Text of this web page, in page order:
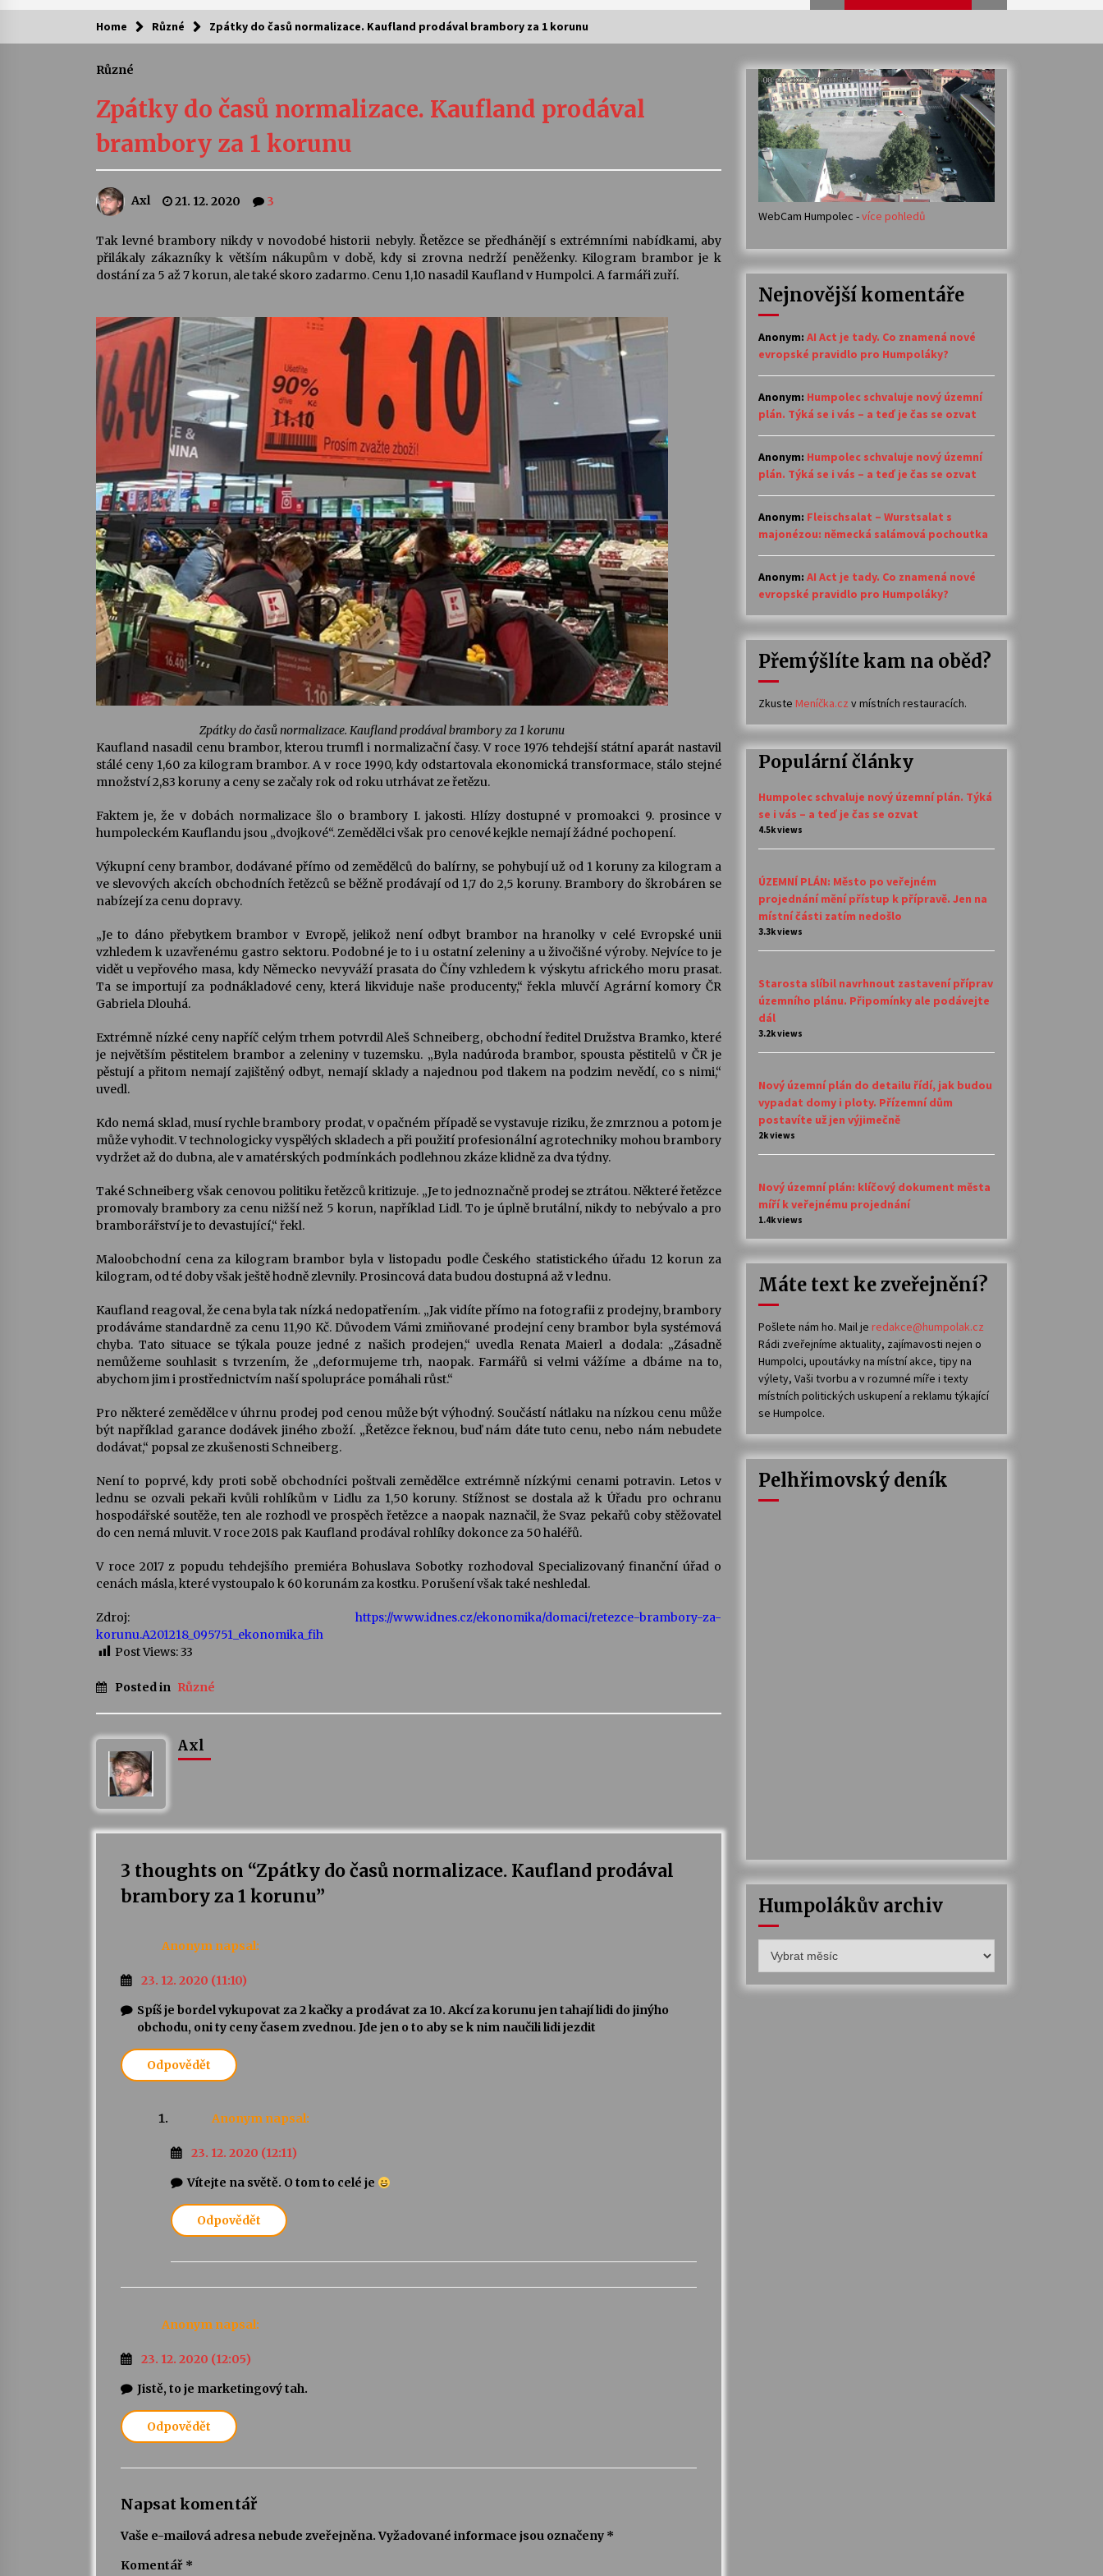
Kam za kulturou?
Camerata a Sukuba Ensemble
4. 8. 2026
Stávám se kapkou
30. 7. 2026
Veselí muzikanti
30. 7. 2026
Pozvánka na integrační festival
Quijotova šedesátka: 28. 7.–1. 8.
28. 7. 2026
Kolchoz a Jenakaši
Votavžatský ploty
23. 7. 2026
Letní koncerty ve Stromovce: Rufus
Miller
22. 7. 2026
Vysočinka
17. 7. 2026 14. 7. 2026
Želivě ožije odkaz Josefa Čapka
13. 7. 2026
Klášteře Želiv
3. 7. 2026
30. 6. 2026
Home Různé Zpátky do časů normalizace. Kaufland prodával brambory za 1 korunu
Různé
Zpátky do časů normalizace. Kaufland prodával
brambory za 1 korunu
Axl 21. 12. 2020 3
Tak levné brambory nikdy v novodobé historii nebyly. Řetězce se předhánějí s extrémními nabídkami, aby
přilákaly zákazníky k větším nákupům v době, kdy si zrovna nedrží peněženky. Kilogram brambor je k
dostání za 5 až 7 korun, ale také skoro zadarmo. Cenu 1,10 nasadil Kaufland v Humpolci. A farmáři zuří.
Zpátky do časů normalizace. Kaufland prodával brambory za 1 korunu
Kaufland nasadil cenu brambor, kterou trumfl i normalizační časy. V roce 1976 tehdejší státní aparát nastavil
stálé ceny 1,60 za kilogram brambor. A v roce 1990, kdy odstartovala ekonomická transformace, stálo stejné
množství 2,83 koruny a ceny se začaly rok od roku utrhávat ze řetězu.
Faktem je, že v dobách normalizace šlo o brambory I. jakosti. Hlízy dostupné v promoakci 9. prosince v
humpoleckém Kauflandu jsou „dvojkové“. Zemědělci však pro cenové kejkle nemají žádné pochopení.
Výkupní ceny brambor, dodávané přímo od zemědělců do balírny, se pohybují už od 1 koruny za kilogram a
ve slevových akcích obchodních řetězců se běžně prodávají od 1,7 do 2,5 koruny. Brambory do škrobáren se
nabízejí za cenu dopravy.
„Je to dáno přebytkem brambor v Evropě, jelikož není odbyt brambor na hranolky v celé Evropské unii
vzhledem k uzavřenému gastro sektoru. Podobné je to i u ostatní zeleniny a u živočišné výroby. Nejvíce to je
vidět u vepřového masa, kdy Německo nevyváží prasata do Číny vzhledem k výskytu afrického moru prasat.
Ta se importují za podnákladové ceny, která likviduje naše producenty,“ řekla mluvčí Agrární komory ČR
Gabriela Dlouhá.
Extrémně nízké ceny napříč celým trhem potvrdil Aleš Schneiberg, obchodní ředitel Družstva Bramko, které
je největším pěstitelem brambor a zeleniny v tuzemsku. „Byla nadúroda brambor, spousta pěstitelů v ČR je
pěstují a přitom nemají zajištěný odbyt, nemají sklady a najednou pod tlakem na podzim nevědí, co s nimi,“
uvedl.
Kdo nemá sklad, musí rychle brambory prodat, v opačném případě se vystavuje riziku, že zmrznou a potom je
může vyhodit. V technologicky vyspělých skladech a při použití profesionální agrotechniky mohou brambory
vydržet až do dubna, ale v amatérských podmínkách podlehnou zkáze klidně za dva týdny.
Také Schneiberg však cenovou politiku řetězců kritizuje. „Je to jednoznačně prodej se ztrátou. Některé řetězce
promovaly brambory za cenu nižší než 5 korun, například Lidl. To je úplně brutální, nikdy to nebývalo a pro
bramborářství je to devastující,“ řekl.
Maloobchodní cena za kilogram brambor byla v listopadu podle Českého statistického úřadu 12 korun za
kilogram, od té doby však ještě hodně zlevnily. Prosincová data budou dostupná až v lednu.
Kaufland reagoval, že cena byla tak nízká nedopatřením. „Jak vidíte přímo na fotografii z prodejny, brambory
prodáváme standardně za cenu 11,90 Kč. Důvodem Vámi zmiňované prodejní ceny brambor byla systémová
chyba. Tato situace se týkala pouze jedné z našich prodejen,“ uvedla Renata Maierl a dodala: „Zásadně
nemůžeme souhlasit s tvrzením, že „deformujeme trh, naopak. Farmářů si velmi vážíme a dbáme na to,
abychom jim i prostřednictvím naší spolupráce pomáhali růst.“
Pro některé zemědělce v úhrnu prodej pod cenou může být výhodný. Součástí nátlaku na nízkou cenu může
být například garance dodávek jiného zboží. „Řetězce řeknou, buď nám dáte tuto cenu, nebo nám nebudete
dodávat,“ popsal ze zkušenosti Schneiberg.
Není to poprvé, kdy proti sobě obchodníci poštvali zemědělce extrémně nízkými cenami potravin. Letos v
lednu se ozvali pekaři kvůli rohlíkům v Lidlu za 1,50 koruny. Stížnost se dostala až k Úřadu pro ochranu
hospodářské soutěže, ten ale rozhodl ve prospěch řetězce a naopak naznačil, že Svaz pekařů coby stěžovatel
do cen nemá mluvit. V roce 2018 pak Kaufland prodával rohlíky dokonce za 50 haléřů.
V roce 2017 z popudu tehdejšího premiéra Bohuslava Sobotky rozhodoval Specializovaný finanční úřad o
cenách másla, které vystoupalo k 60 korunám za kostku. Porušení však také neshledal.
Zdroj: https://www.idnes.cz/ekonomika/domaci/retezce-brambory-za-
korunu.A201218_095751_ekonomika_fih
Post Views:33
Posted in Různé
Axl
3 thoughts on “Zpátky do časů normalizace. Kaufland prodával
brambory za 1 korunu”
Anonym napsal:
23. 12. 2020 (11:10)
Spíš je bordel vykupovat za 2 kačky a prodávat za 10. Akcí za korunu jen tahají lidi do jinýho
obchodu, oni ty ceny časem zvednou. Jde jen o to aby se k nim naučili lidi jezdit
Odpovědět
Anonym napsal:
23. 12. 2020 (12:11)
Vítejte na světě. O tom to celé je
Odpovědět
Anonym napsal:
23. 12. 2020 (12:05)
Jistě, to je marketingový tah.
Odpovědět
Napsat komentář
Vaše e-mailová adresa nebude zveřejněna. Vyžadované informace jsou označeny *
Komentář *
WebCam Humpolec -více pohledů
Nejnovější komentáře
Anonym: AI Act je tady. Co znamená nové
evropské pravidlo pro Humpoláky?
Anonym: Humpolec schvaluje nový územní
plán. Týká se i vás – a teď je čas se ozvat
Anonym: Humpolec schvaluje nový územní
plán. Týká se i vás – a teď je čas se ozvat
Anonym: Fleischsalat – Wurstsalat s
majonézou: německá salámová pochoutka
Anonym: AI Act je tady. Co znamená nové
evropské pravidlo pro Humpoláky?
Přemýšlíte kam na oběd?
Zkuste Meníčka.cz v místních restauracích.
Populární články
Humpolec schvaluje nový územní plán. Týká
se i vás – a teď je čas se ozvat
4.5k views
ÚZEMNÍ PLÁN: Město po veřejném
projednání mění přístup k přípravě. Jen na
místní části zatím nedošlo
3.3k views
Starosta slíbil navrhnout zastavení příprav
územního plánu. Připomínky ale podávejte
dál
3.2k views
Nový územní plán do detailu řídí, jak budou
vypadat domy i ploty. Přízemní dům
postavíte už jen výjimečně
2k views
Nový územní plán: klíčový dokument města
míří k veřejnému projednání
1.4k views
Máte text ke zveřejnění?
Pošlete nám ho. Mail je redakce@humpolak.cz
Rádi zveřejníme aktuality, zajímavosti nejen o
Humpolci, upoutávky na místní akce, tipy na
výlety, Vaši tvorbu a v rozumné míře i texty
místních politických uskupení a reklamu týkající
se Humpolce.
Pelhřimovský deník
Humpolákův archiv
archiv